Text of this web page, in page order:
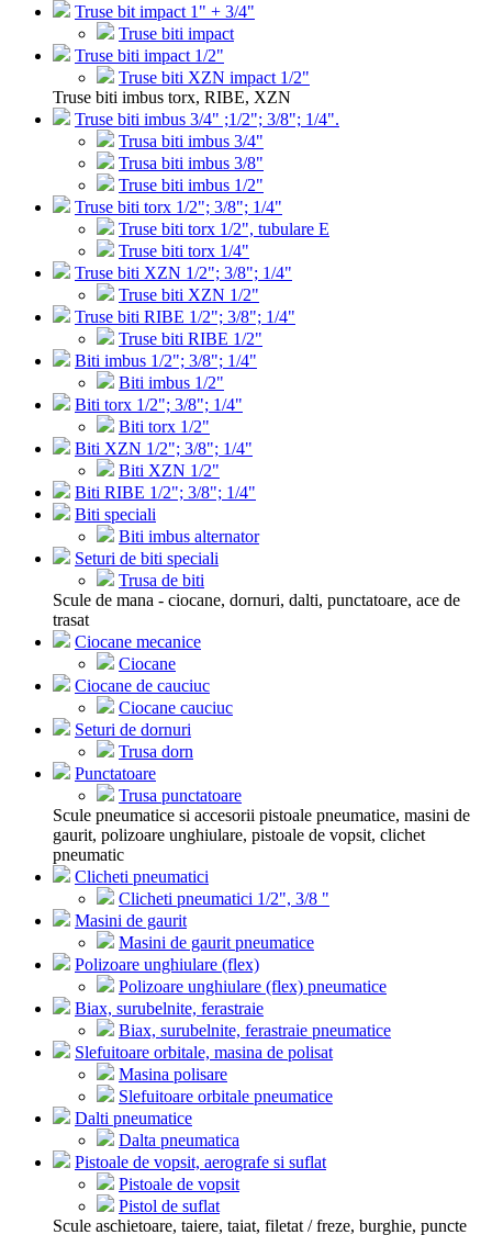
Truse bit impact 1" + 3/4"
Truse biti impact
Truse biti impact 1/2"
Truse biti XZN impact 1/2"
Truse biti imbus torx, RIBE, XZN
Truse biti imbus 3/4" ;1/2"; 3/8"; 1/4".
Trusa biti imbus 3/4"
Trusa biti imbus 3/8"
Truse biti imbus 1/2"
Truse biti torx 1/2"; 3/8"; 1/4"
Truse biti torx 1/2", tubulare E
Truse biti torx 1/4"
Truse biti XZN 1/2"; 3/8"; 1/4"
Truse biti XZN 1/2"
Truse biti RIBE 1/2"; 3/8"; 1/4"
Truse biti RIBE 1/2"
Biti imbus 1/2"; 3/8"; 1/4"
Biti imbus 1/2"
Biti torx 1/2"; 3/8"; 1/4"
Biti torx 1/2"
Biti XZN 1/2"; 3/8"; 1/4"
Biti XZN 1/2"
Biti RIBE 1/2"; 3/8"; 1/4"
Biti speciali
Biti imbus alternator
Seturi de biti speciali
Trusa de biti
Scule de mana - ciocane, dornuri, dalti, punctatoare, ace de
trasat
Ciocane mecanice
Ciocane
Ciocane de cauciuc
Ciocane cauciuc
Seturi de dornuri
Trusa dorn
Punctatoare
Trusa punctatoare
Scule pneumatice si accesorii pistoale pneumatice, masini de
gaurit, polizoare unghiulare, pistoale de vopsit, clichet
pneumatic
Clicheti pneumatici
Clicheti pneumatici 1/2", 3/8 "
Masini de gaurit
Masini de gaurit pneumatice
Polizoare unghiulare (flex)
Polizoare unghiulare (flex) pneumatice
Biax, surubelnite, ferastraie
Biax, surubelnite, ferastraie pneumatice
Slefuitoare orbitale, masina de polisat
Masina polisare
Slefuitoare orbitale pneumatice
Dalti pneumatice
Dalta pneumatica
Pistoale de vopsit, aerografe si suflat
Pistoale de vopsit
Pistol de suflat
Scule aschietoare, taiere, taiat, filetat / freze, burghie, puncte